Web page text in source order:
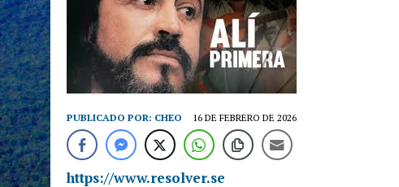
PUBLICADO POR: CHEO 16 DE FEBRERO DE 2026
https://www.resolver.se